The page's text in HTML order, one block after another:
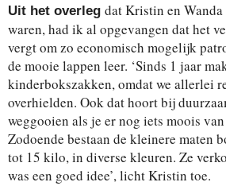
Uit het overleg dat Kristin en Wanda
waren, had ik al opgevangen dat het
vergt om zo economisch mogelijk
de mooie lappen leer. ‘Sinds 1 jaar
kinderbokszakken, omdat we allerlei
overhielden. Ook dat hoort bij
weggooien als je er nog iets moois
Zodoende bestaan de kleinere maten
tot 15 kilo, in diverse kleuren. Ze
was een goed idee’, licht Kristin toe.